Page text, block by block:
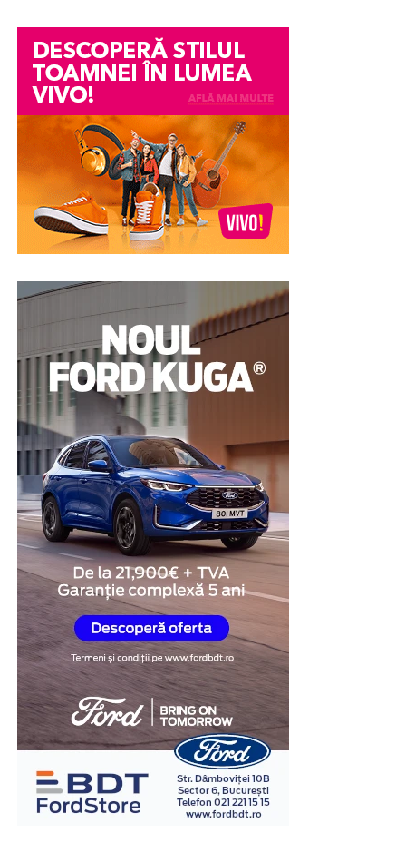
Această compartimentare permite utilizarea aceluiași
corp de mobilier de către mai mulți utilizatori simultan.
Fiecare compartiment oferă suficient spațiu pentru
depozitarea obiectelor personale, precum haine
împăturite, încălțăminte, echipamente de lucru sau
accesorii utilizate zilnic.
Configurația tip NEST este apreciată în special în
mediile în care schimburile de personal sunt numeroase
sau unde este nevoie de un număr mare de
compartimente într-o încăpere cu dimensiuni reduse.
Prin organizarea verticală, fiecare utilizator beneficiază
de propriul spațiu delimitat, fără a afecta accesul
celorlalți.
În plus, compartimentele individuale sunt prevăzute cu
sisteme de închidere independente, ceea ce contribuie la
protejarea bunurilor personale și la menținerea unui
nivel ridicat de organizare.
Această structură transformă vestiarul într-o soluție
practică pentru spațiile în care eficiența și utilizarea
optimă a mobilierului sunt prioritare.
Mai mult spațiu disponibil
În multe clădiri administrative sau industriale,
încăperile destinate echipării personalului nu
beneficiază de suprafețe generoase. În aceste situații,
fiecare metru pătrat trebuie utilizat cât mai eficient.
Vestiarele metalice cu uși scurte permit creșterea
numărului de utilizatori fără a ocupa spațiu suplimentar
pe podea. Același corp de mobilier poate înlocui două
sau chiar mai multe vestiare clasice, ceea ce lasă mai
mult loc pentru circulație și facilitează organizarea
întregii încăperi.